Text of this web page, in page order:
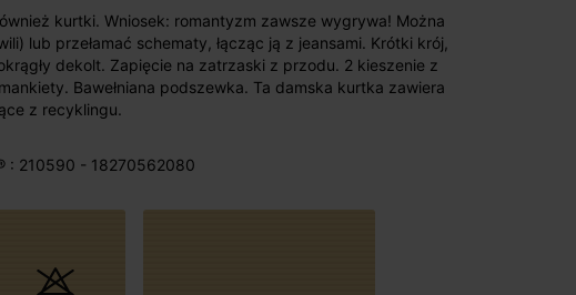
kurtki. Wniosek: romantyzm zawsze wygrywa! Można
lub przełamać schematy, łącząc ją z jeansami. Krótki krój,
dekolt. Zapięcie na zatrzaski z przodu. 2 kieszenie z
Bawełniana podszewka. Ta damska kurtka zawiera
z recyklingu.
: 210590 - 18270562080